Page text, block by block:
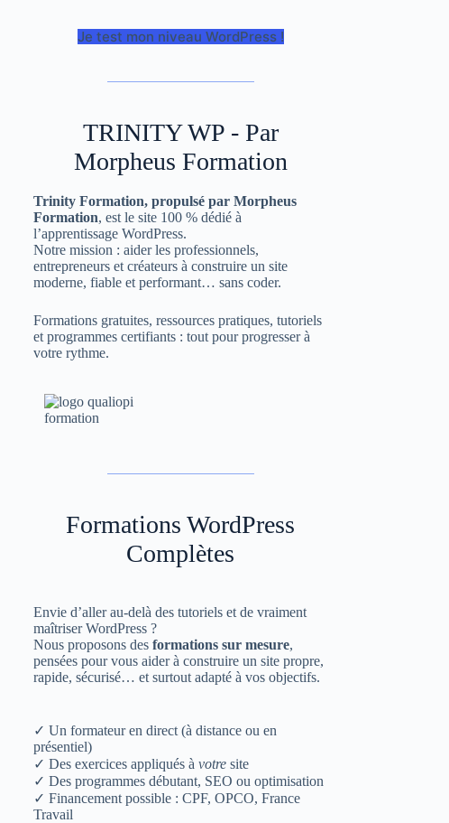
Je test mon niveau WordPress !
TRINITY WP - Par
Morpheus Formation
Trinity Formation, propulsé par Morpheus
Formation, est le site 100 % dédié à
l’apprentissage WordPress.
Notre mission : aider les professionnels,
entrepreneurs et créateurs à construire un site
moderne, fiable et performant… sans coder.
Formations gratuites, ressources pratiques, tutoriels
et programmes certifiants : tout pour progresser à
votre rythme.
Formations WordPress
Complètes
Envie d’aller au-delà des tutoriels et de vraiment
maîtriser WordPress ?
Nous proposons desformations sur mesure,
pensées pour vous aider à construire un site propre,
rapide, sécurisé… et surtout adapté à vos objectifs.
✓ Un formateur en direct (à distance ou en
présentiel)
✓ Des exercices appliqués àvotre site
✓ Des programmes débutant, SEO ou optimisation
✓ Financement possible : CPF, OPCO, France
Travail